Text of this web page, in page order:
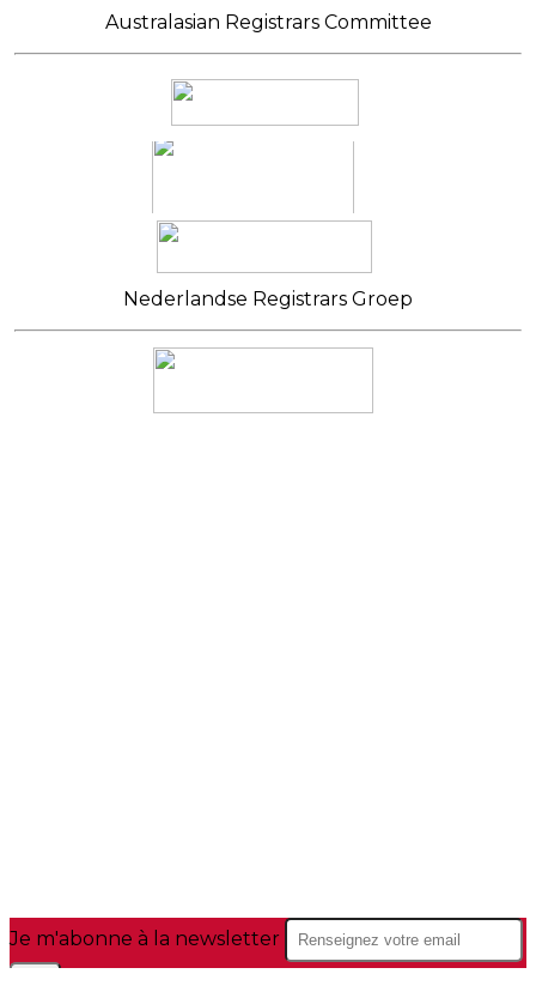
Australasian Registrars Committee
Nederlandse Registrars Groep
Je m'abonne à la newsletter